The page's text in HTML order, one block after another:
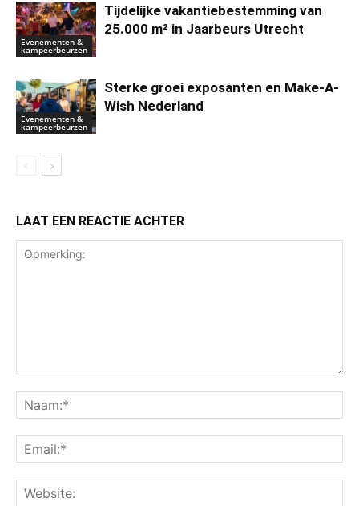
Evenementen &
kampeerbeurzen
Tijdelijke vakantiebestemming van
25.000 m² in Jaarbeurs Utrecht
Evenementen &
kampeerbeurzen
Sterke groei exposanten en Make-A-
Wish Nederland
LAAT EEN REACTIE ACHTER